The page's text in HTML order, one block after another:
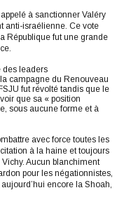
à sanctionner Valéry
anti-israélienne. Ce vote
République fut une grande
des leaders
campagne du Renouveau
fut révolté tandis que le
que sa « position
sous aucune forme et à
avec force toutes les
à la haine et toujours
Aucun blanchiment
pour les négationnistes,
encore la Shoah,